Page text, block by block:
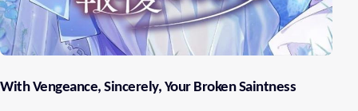
With Vengeance, Sincerely, Your Broken Saintness